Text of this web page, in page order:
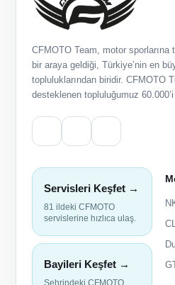
CFMOTO Team, motor
bir araya geldiği, Türkiye’nin en
topluluklarından biridir. CFMOTO
desteklenen topluluğumuz
Servisleri Keşfet →
81 ildeki CFMOTO
servislerine hızlıca ulaş.
Bayileri Keşfet →